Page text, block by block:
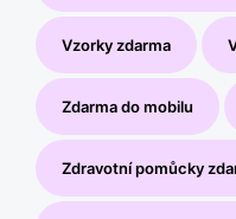
Vzorky zdarma
Zdarma do mobilu
Zdravotní pomůcky